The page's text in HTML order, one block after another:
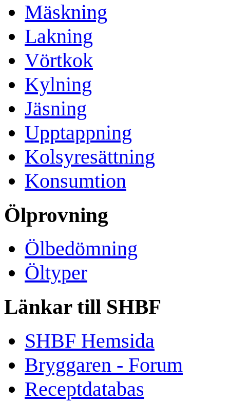
Mäskning
Lakning
Vörtkok
Kylning
Jäsning
Upptappning
Kolsyresättning
Konsumtion
Ölprovning
Ölbedömning
Öltyper
Länkar till SHBF
SHBF Hemsida
Bryggaren - Forum
Receptdatabas